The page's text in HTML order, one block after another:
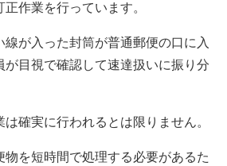
作業を行っています。
線が入った封筒が普通郵便の口に入
が目視で確認して速達扱いに振り分
確実に行われるとは限りません。
物を短時間で処理する必要があるた